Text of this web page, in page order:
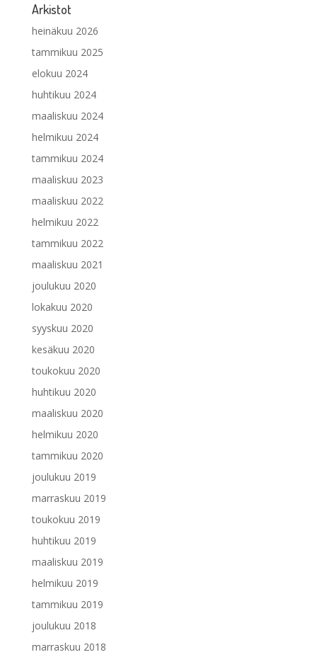
Arkistot
heinäkuu 2026
tammikuu 2025
elokuu 2024
huhtikuu 2024
maaliskuu 2024
helmikuu 2024
tammikuu 2024
maaliskuu 2023
maaliskuu 2022
helmikuu 2022
tammikuu 2022
maaliskuu 2021
joulukuu 2020
lokakuu 2020
syyskuu 2020
kesäkuu 2020
toukokuu 2020
huhtikuu 2020
maaliskuu 2020
helmikuu 2020
tammikuu 2020
joulukuu 2019
marraskuu 2019
toukokuu 2019
huhtikuu 2019
maaliskuu 2019
helmikuu 2019
tammikuu 2019
joulukuu 2018
marraskuu 2018